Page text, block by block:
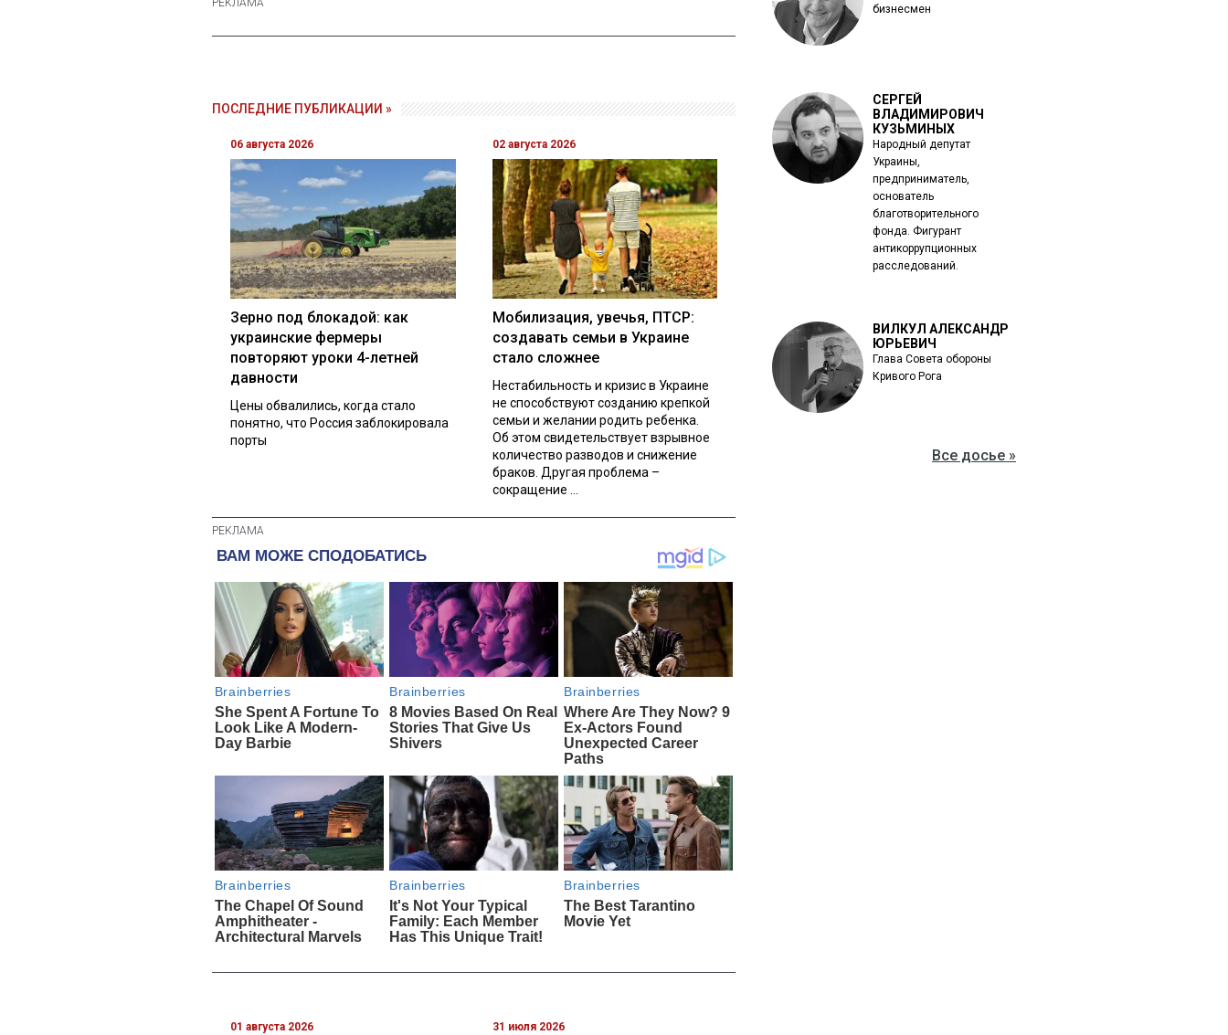
ПОСЛЕДНИЕ ПУБЛИКАЦИИ »
06 августа 2026
Зерно под блокадой: как
украинские фермеры
повторяют уроки 4-летней
давности
Цены обвалились, когда стало
понятно, что Россия заблокировала
порты
02 августа 2026
Мобилизация, увечья, ПТСР:
создавать семьи в Украине
стало сложнее
Нестабильность и кризис в Украине
не способствуют созданию крепкой
семьи и желании родить ребенка.
Об этом свидетельствует взрывное
количество разводов и снижение
браков. Другая проблема –
сокращение ...
01 августа 2026 31 июля 2026
бизнесмен
СЕРГЕЙ
ВЛАДИМИРОВИЧ
КУЗЬМИНЫХ
Народный депутат
Украины,
предприниматель,
основатель
благотворительного
фонда. Фигурант
антикоррупционных
расследований.
ВИЛКУЛ АЛЕКСАНДР
ЮРЬЕВИЧ
Глава Совета обороны
Кривого Рога
Все досье »